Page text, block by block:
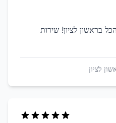
בראשון לציון! שירות
לציון